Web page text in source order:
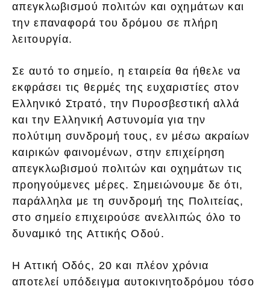
απεγκλωβισμού πολιτών και οχημάτων και
την επαναφορά του δρόμου σε πλήρη
λειτουργία.
Σε αυτό το σημείο, η εταιρεία θα ήθελε να
εκφράσει τις θερμές της ευχαριστίες στον
Ελληνικό Στρατό, την Πυροσβεστική αλλά
και την Ελληνική Αστυνομία για την
πολύτιμη συνδρομή τους, εν μέσω ακραίων
καιρικών φαινομένων, στην επιχείρηση
απεγκλωβισμού πολιτών και οχημάτων τις
προηγούμενες μέρες. Σημειώνουμε δε ότι,
παράλληλα με τη συνδρομή της Πολιτείας,
στο σημείο επιχειρούσε ανελλιπώς όλο το
δυναμικό της Αττικής Οδού.
Η Αττική Οδός, 20 και πλέον χρόνια
αποτελεί υπόδειγμα αυτοκινητοδρόμου τόσο